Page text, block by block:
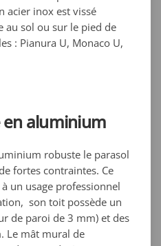
acier inox est vissé
au sol ou sur le pied de
: Pianura U, Monaco U,
aluminium
robuste le parasol
fortes contraintes. Ce
un usage professionnel
son toit possède un
de paroi de 3 mm) et des
Le mât mural de